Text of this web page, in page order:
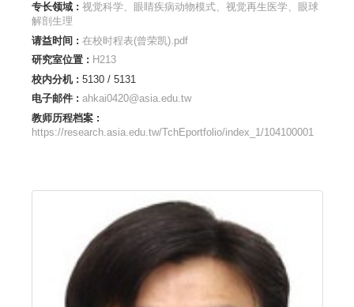
专长领域 : 视觉科学、眼睛疾病动物模式、视觉再生医学、眼球
解剖生理
请益时间 : 在校时程表(曾荣凯).pdf
研究室位置 : H213
校内分机 : 5130 / 5131
电子邮件 : ahkai0420@asia.edu.tw
教师历程档案 :
https://research.asia.edu.tw/TchEportfolio/index_1/104100001